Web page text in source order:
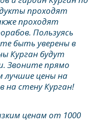
проходят
проходят
Пользуясь
быть уверены в
Курган будут
Звоните прямо
лучшие цены на
на стену Курган!
ценам от 1000